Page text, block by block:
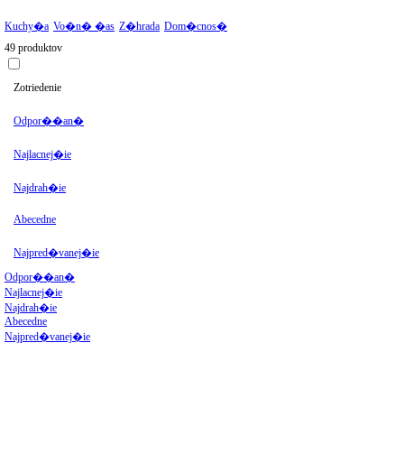
Kuchy�a Vo�n� �as Z�hrada Dom�cnos�
49 produktov
Zotriedenie
Odpor��an�
Najlacnej�ie
Najdrah�ie
Abecedne
Najpred�vanej�ie
Odpor��an�
Najlacnej�ie
Najdrah�ie
Abecedne
Najpred�vanej�ie